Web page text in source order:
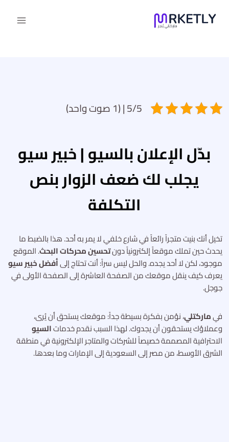
5/5 | (1 صوت واحد)
بدّل الإعلان بالسيو | خبير سيو
يجلب لك ضعف الزوار بنص
التكلفة
تخيل أنك بنيت متجراً رائعاً في شارع خلفي لا يمر به أحد. هذا بالضبط ما
يحدث حين تملك موقعاً إلكترونياً دونتحسين محركات البحث. الموقع
موجود، لكن لا أحد يجده. والحل ليس سراً: أنت تحتاج إلىأفضل خبير سيو
يعرف كيف ينقل موقعك من الصفحة العاشرة إلى الصفحة الأولى في
جوجل.
فيماركتلي، نؤمن بفكرة بسيطة جداً: موقعك يستحق أن يُرى،
وعملاؤك يستحقون أن يجدوك. لهذا السبب نقدم خدماتالسيو
الاحترافية المصممة خصيصاً للشركات والمتاجر الإلكترونية في منطقة
الشرق الأوسط، من مصر إلى السعودية إلى الإمارات وما بعدها.